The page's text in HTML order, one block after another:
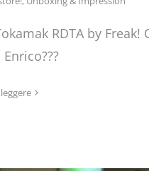
RDTA by Freak!
Drag X Plus by